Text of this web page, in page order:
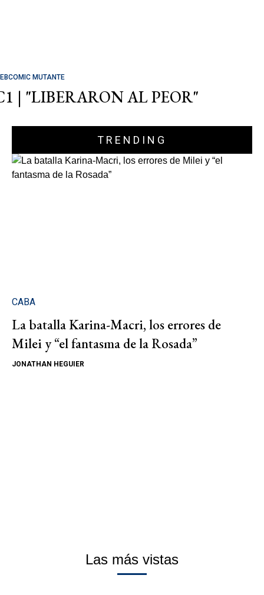
MUTANTE
| "LIBERARON AL PEOR"
TRENDING
CABA
La batalla Karina-Macri, los errores de
Milei y “el fantasma de la Rosada”
JONATHAN HEGUIER
Las más vistas